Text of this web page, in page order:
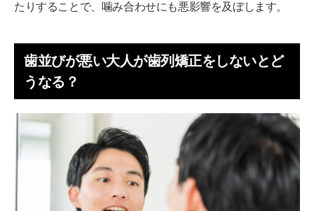
たりすることで、噛み合わせにも悪影響を及ぼします。
歯並びが悪い大人が歯列矯正をしないとど
うなる？